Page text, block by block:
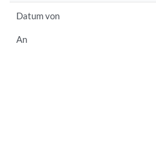
Datum von
An